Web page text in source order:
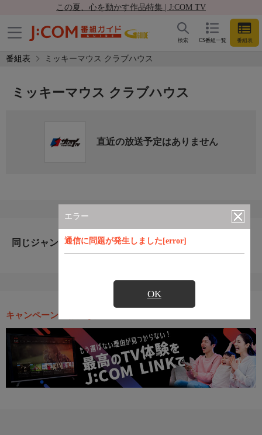
この夏、心を動かす作品特集 | J:COM TV
CS番組一覧 番組表
検索
番組表 ミッキーマウス クラブハウス
エラー
通信に問題が発生しました[error]
OK
ミッキーマウス クラブハウス
直近の放送予定はありません
同じジャンルのおすすめ番組
キャンペーン・お得な情報